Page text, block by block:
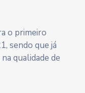
o primeiro
sendo que já
qualidade de